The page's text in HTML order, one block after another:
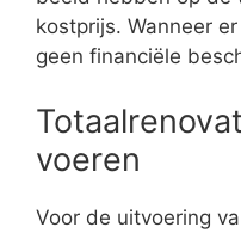
kostprijs. Wanneer
geen financiële
voeren
Voor de uitvoering